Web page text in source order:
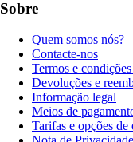
Sobre
Quem somos nós?
Contacte-nos
Termos e
Devoluções e
Informação legal
Meios de
Tarifas e opções de